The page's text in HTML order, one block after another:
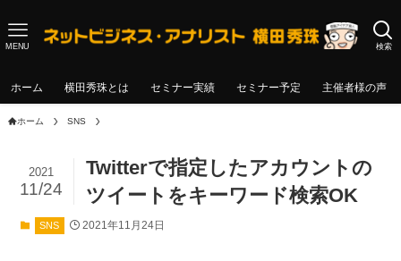
検索
MENU
ホーム 横田秀珠とは セミナー実績 セミナー予定 主催者様の声
ホーム SNS
Twitterで指定したアカウントの
ツイートをキーワード検索OK
2021
11/24
SNS 2021年11月24日